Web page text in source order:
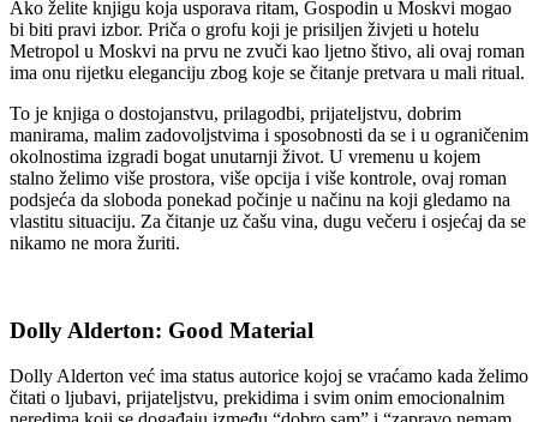
Ako želite knjigu koja usporava ritam, Gospodin u Moskvi mogao
bi biti pravi izbor. Priča o grofu koji je prisiljen živjeti u hotelu
Metropol u Moskvi na prvu ne zvuči kao ljetno štivo, ali ovaj roman
ima onu rijetku eleganciju zbog koje se čitanje pretvara u mali ritual.
To je knjiga o dostojanstvu, prilagodbi, prijateljstvu, dobrim
manirama, malim zadovoljstvima i sposobnosti da se i u ograničenim
okolnostima izgradi bogat unutarnji život. U vremenu u kojem
stalno želimo više prostora, više opcija i više kontrole, ovaj roman
podsjeća da sloboda ponekad počinje u načinu na koji gledamo na
vlastitu situaciju. Za čitanje uz čašu vina, dugu večeru i osjećaj da se
nikamo ne mora žuriti.
Dolly Alderton: Good Material
Dolly Alderton već ima status autorice kojoj se vraćamo kada želimo
čitati o ljubavi, prijateljstvu, prekidima i svim onim emocionalnim